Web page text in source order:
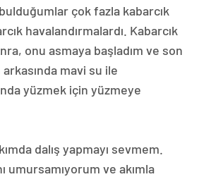
çok fazla kabarcık
havalandırmalardı. Kabarcık
onu asmaya başladım ve son
mavi su ile
yüzmek için yüzmeye
dalış yapmayı sevmem.
umursamıyorum ve akımla